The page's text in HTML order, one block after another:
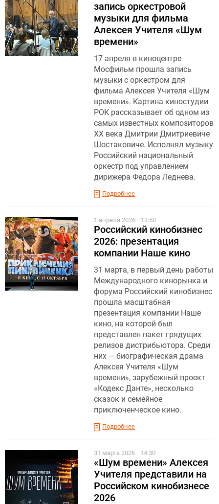
запись оркестровой
музыки для фильма
Алексея Учителя «Шум
времени»
17 апреля в киноцентре
Мосфильм прошла запись
музыки с оркестром для
фильма Алексея Учителя «Шум
времени». Картина киностудии
РОК рассказывает об одном из
самых известных композиторов
XX века Дмитрии Дмитриевиче
Шостаковиче. Исполнял музыку
Российский национальный
оркестр под управлением
дирижера Федора Леднева.
Подробнее
1 апреля 2026 13:50
Российский кинобизнес
2026: презентация
компании Наше кино
31 марта, в первый день работы
Международного кинорынка и
форума Российский кинобизнес
прошла масштабная
презентация компании Наше
кино, на которой был
представлен пакет грядущих
релизов дистрибьютора. Среди
них — биографическая драма
Алексея Учителя «Шум
времени», зарубежный проект
«Кодекс Данте», несколько
сказок и семейное
приключенческое кино.
Подробнее
31 марта 2026 14:30
«Шум времени» Алексея
Учителя представили на
Российском кинобизнесе
2026